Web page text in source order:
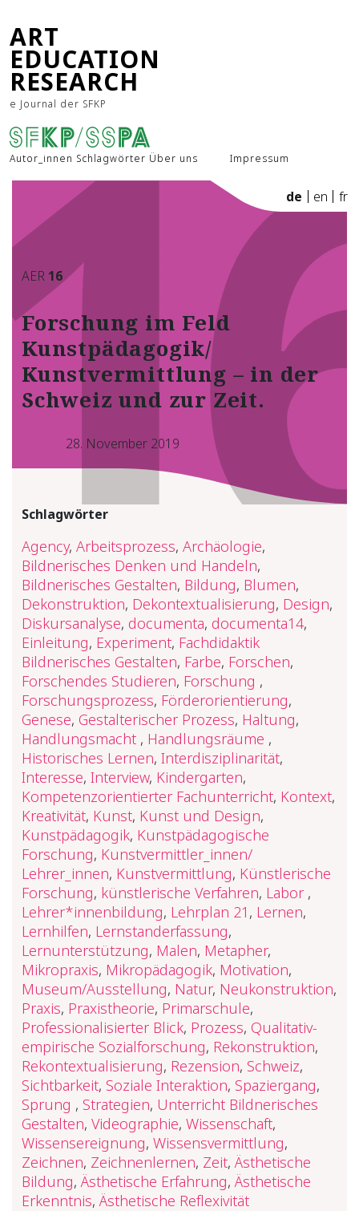
ART
EDUCATION
RESEARCH
e Journal der SFKP
Autor_innen Schlagwörter Über uns Impressum
de en fr
AER 16
Forschung im Feld
Kunstpädagogik/
Kunstvermittlung – in der
Schweiz und zur Zeit.
28. November 2019
Schlagwörter
Agency, Arbeitsprozess, Archäologie,
Bildnerisches Denken und Handeln,
Bildnerisches Gestalten, Bildung, Blumen,
Dekonstruktion, Dekontextualisierung, Design,
Diskursanalyse, documenta, documenta14,
Einleitung, Experiment, Fachdidaktik
Bildnerisches Gestalten, Farbe, Forschen,
Forschendes Studieren, Forschung ,
Forschungsprozess, Förderorientierung,
Genese, Gestalterischer Prozess, Haltung,
Handlungsmacht , Handlungsräume ,
Historisches Lernen, Interdisziplinarität,
Interesse, Interview, Kindergarten,
Kompetenzorientierter Fachunterricht, Kontext,
Kreativität, Kunst, Kunst und Design,
Kunstpädagogik, Kunstpädagogische
Forschung, Kunstvermittler_innen/
Lehrer_innen, Kunstvermittlung, Künstlerische
Forschung, künstlerische Verfahren, Labor ,
Lehrer*innenbildung, Lehrplan 21 , Lernen,
Lernhilfen, Lernstanderfassung,
Lernunterstützung, Malen, Metapher,
Mikropraxis, Mikropädagogik, Motivation,
Museum/Ausstellung, Natur, Neukonstruktion,
Praxis, Praxistheorie, Primarschule,
Professionalisierter Blick, Prozess, Qualitativ-
empirische Sozialforschung, Rekonstruktion,
Rekontextualisierung, Rezension, Schweiz,
Sichtbarkeit, Soziale Interaktion, Spaziergang,
Sprung , Strategien, Unterricht Bildnerisches
Gestalten, Videographie, Wissenschaft,
Wissensereignung, Wissensvermittlung,
Zeichnen, Zeichnenlernen, Zeit, Ästhetische
Bildung, Ästhetische Erfahrung, Ästhetische
Erkenntnis, Ästhetische Reflexivität